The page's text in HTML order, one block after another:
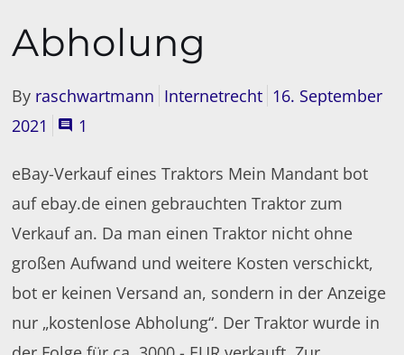
Abholung
By raschwartmann Internetrecht 16. September
2021
1
eBay-Verkauf eines Traktors Mein Mandant bot
auf ebay.de einen gebrauchten Traktor zum
Verkauf an. Da man einen Traktor nicht ohne
großen Aufwand und weitere Kosten verschickt,
bot er keinen Versand an, sondern in der Anzeige
nur „kostenlose Abholung“. Der Traktor wurde in